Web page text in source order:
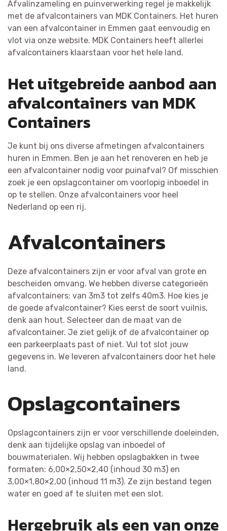
Afvalinzameling en puinverwerking regel je makkelijk
met de afvalcontainers van MDK Containers. Het huren
van een afvalcontainer in Emmen gaat eenvoudig en
vlot via onze website. MDK Containers heeft allerlei
afvalcontainers klaarstaan voor het hele land.
Het uitgebreide aanbod aan
afvalcontainers van MDK
Containers
Je kunt bij ons diverse afmetingen afvalcontainers
huren in Emmen. Ben je aan het renoveren en heb je
een afvalcontainer nodig voor puinafval? Of misschien
zoek je een opslagcontainer om voorlopig inboedel in
op te stellen. Onze afvalcontainers voor heel
Nederland op een rij.
Afvalcontainers
Deze afvalcontainers zijn er voor afval van grote en
bescheiden omvang. We hebben diverse categorieën
afvalcontainers: van 3m3 tot zelfs 40m3. Hoe kies je
de goede afvalcontainer? Kies eerst de soort vuilnis,
denk aan hout. Selecteer dan de maat van de
afvalcontainer. Je ziet gelijk of de afvalcontainer op
een parkeerplaats past of niet. Vul tot slot jouw
gegevens in. We leveren afvalcontainers door het hele
land.
Opslagcontainers
Opslagcontainers zijn er voor verschillende doeleinden,
denk aan tijdelijke opslag van inboedel of
bouwmaterialen. Wij hebben opslagbakken in twee
formaten: 6,00×2,50×2,40 (inhoud 30 m3) en
3,00×1,80×2,00 (inhoud 11 m3). Ze zijn bestand tegen
water en goed af te sluiten met een slot.
Hergebruik als een van onze